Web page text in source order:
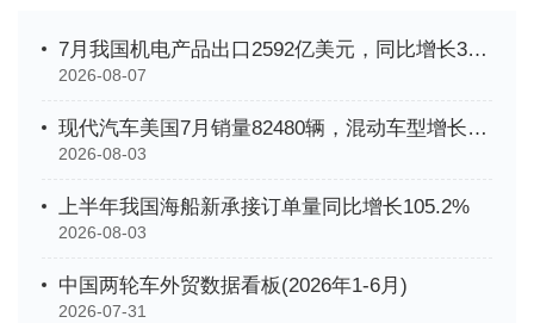
7月我国机电产品出口2592亿美元，同比增长33.9%
2026-08-07
现代汽车美国7月销量82480辆，混动车型增长35%创新高
2026-08-03
上半年我国海船新承接订单量同比增长105.2%
2026-08-03
中国两轮车外贸数据看板(2026年1-6月)
2026-07-31